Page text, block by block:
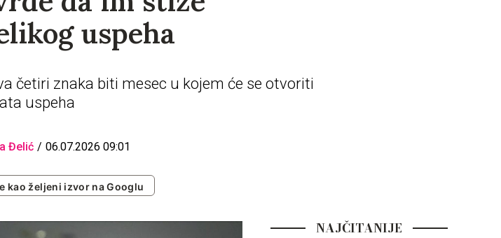
uspeha
četiri znaka biti mesec u kojem će se otvoriti
uspeha
Đelić 06.07.2026 09:01
kao željeni izvor na Googlu
NAJČITANIJE